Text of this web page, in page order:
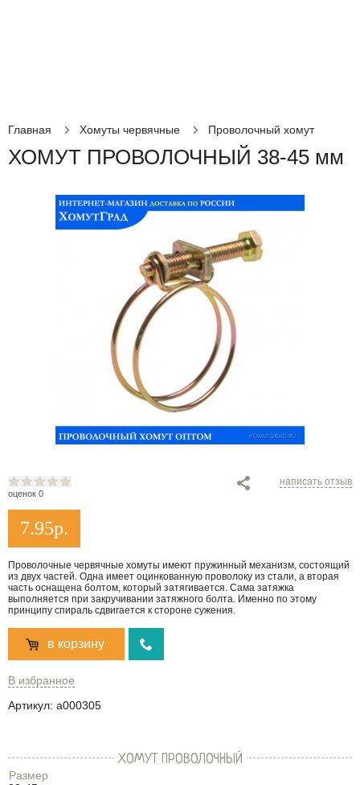
Главная Хомуты червячные Проволочный хомут
ХОМУТ ПРОВОЛОЧНЫЙ 38-45 мм
оценок 0
написать отзыв
7.95р.
Проволочные червячные хомуты имеют пружинный механизм, состоящий
из двух частей. Одна имеет оцинкованную проволоку из стали, а вторая
часть оснащена болтом, который затягивается. Сама затяжка
выполняется при закручивании затяжного болта. Именно по этому
принципу спираль сдвигается к стороне сужения.
в корзину
В избранное
Артикул: a000305
ХОМУТ ПРОВОЛОЧНЫЙ
Размер